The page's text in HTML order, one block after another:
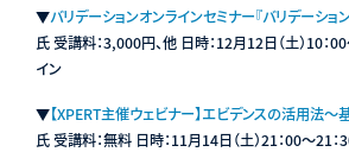
▼バリデーションオンラインセミナー『バリデーショ
氏 受講料：3,000円、他 日時：12月12日（土）10：
イン
▼【XPERT主催ウェビナー】エビデンスの活用法〜
氏 受講料：無料 日時：11月14日（土）21：00〜21：